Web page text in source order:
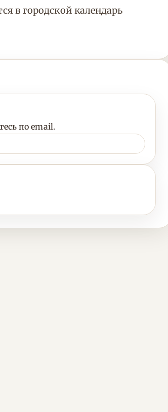
в городской календарь
по email.